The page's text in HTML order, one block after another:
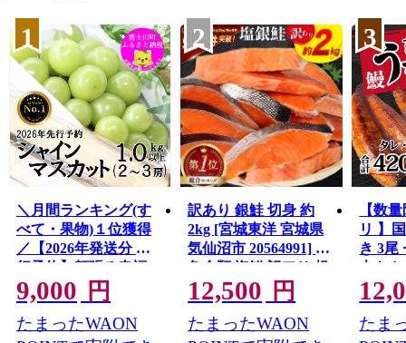
1
＼月間ランキング(す
べて・果物)１位獲得
／【2026年発送分 先
行予約】頬張る幸福
感 〜緑の宝石・ シ
ャインマスカット 〜
１ｋｇ以上（２〜３
9,000 円
たまったWAON
2
訳あり 銀鮭 切身 約
2kg [宮城東洋 宮城県
気仙沼市 20564991] 鮭
魚介類 海鮮 訳アリ 規
格外 不揃い さけ サケ
鮭切身 シャケ 切り身
冷凍 家庭用 おかず 弁
12,500 円
たまったWAON
3
【数
リ 】
き 3尾
大き
レ・
鰻 ふ
な重
たま